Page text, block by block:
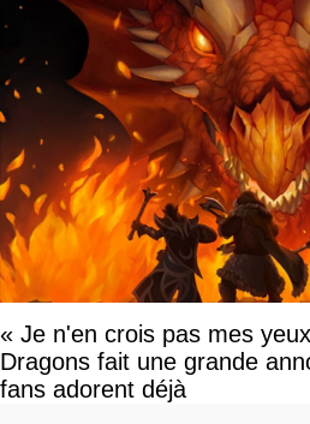
« Je n'en crois pas mes
Dragons fait une grande
fans adorent déjà